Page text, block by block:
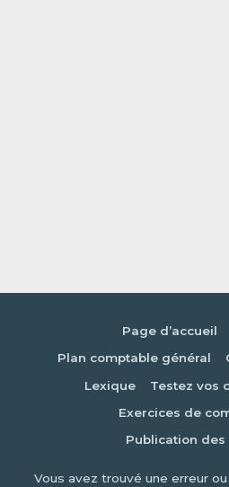
Page d’accueil
Plan comptable général
Lexique
Testez vos
Exercices de
Publication des
Vous avez trouvé une erreur